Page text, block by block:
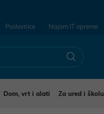
Poslovnice Najam IT opreme
Dom, vrt i alati Za ured i školu